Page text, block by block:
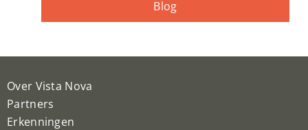
Blog
Over Vista Nova
Partners
Erkenningen